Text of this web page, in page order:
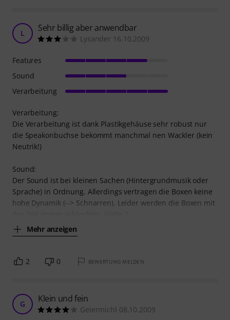
L Sehr billig aber anwendbar
Lysander 16.10.2009
Verarbeitung:
Die Verarbeitung ist dank Plastikgehäuse sehr robust nur
die Speakonbuchse bekommt manchmal nen Wackler (kein
Neutrik!)
Sound:
Der Sound ist bei kleinen Sachen (Hintergrundmusik oder
Sprache) in Ordnung. Allerdings vertragen die Boxen keine
hohe Dynamik (--> Schnarren). Leider werden die Boxen mit
Mehr anzeigen
Features
Sound
Verarbeitung
2 0 BEWERTUNG MELDEN
G Klein und fein
Geiermichl 08.10.2009